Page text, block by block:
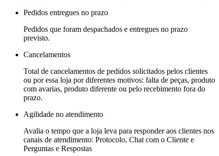
Pedidos entregues no prazo
Pedidos que foram despachados e entregues no prazo
previsto.
Cancelamentos
Total de cancelamentos de pedidos solicitados pelos clientes
ou por essa loja por diferentes motivos: falta de peças, produto
com avarias, produto diferente ou pelo recebimento fora do
prazo.
Agilidade no atendimento
Avalia o tempo que a loja leva para responder aos clientes nos
canais de atendimento: Protocolo, Chat com o Cliente e
Perguntas e Respostas